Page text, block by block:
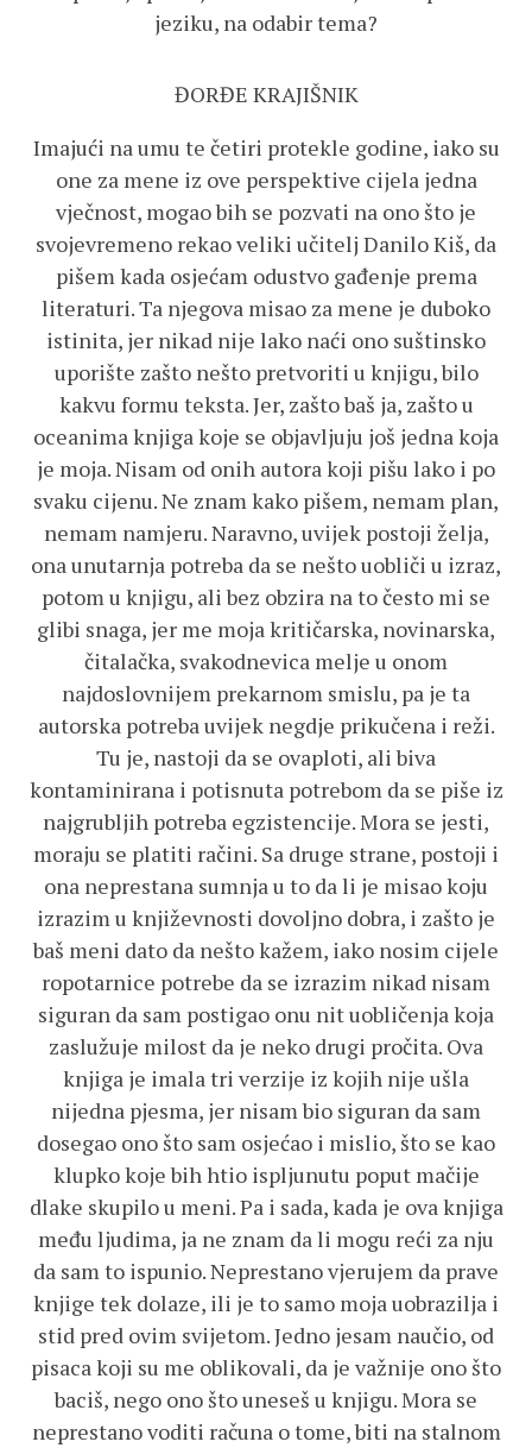
jeziku, na odabir tema?
ĐORĐE KRAJIŠNIK
Imajući na umu te četiri protekle godine, iako su
one za mene iz ove perspektive cijela jedna
vječnost, mogao bih se pozvati na ono što je
svojevremeno rekao veliki učitelj Danilo Kiš, da
pišem kada osjećam odustvo gađenje prema
literaturi. Ta njegova misao za mene je duboko
istinita, jer nikad nije lako naći ono suštinsko
uporište zašto nešto pretvoriti u knjigu, bilo
kakvu formu teksta. Jer, zašto baš ja, zašto u
oceanima knjiga koje se objavljuju još jedna koja
je moja. Nisam od onih autora koji pišu lako i po
svaku cijenu. Ne znam kako pišem, nemam plan,
nemam namjeru. Naravno, uvijek postoji želja,
ona unutarnja potreba da se nešto uobliči u izraz,
potom u knjigu, ali bez obzira na to često mi se
glibi snaga, jer me moja kritičarska, novinarska,
čitalačka, svakodnevica melje u onom
najdoslovnijem prekarnom smislu, pa je ta
autorska potreba uvijek negdje prikučena i reži.
Tu je, nastoji da se ovaploti, ali biva
kontaminirana i potisnuta potrebom da se piše iz
najgrubljih potreba egzistencije. Mora se jesti,
moraju se platiti račini. Sa druge strane, postoji i
ona neprestana sumnja u to da li je misao koju
izrazim u književnosti dovoljno dobra, i zašto je
baš meni dato da nešto kažem, iako nosim cijele
ropotarnice potrebe da se izrazim nikad nisam
siguran da sam postigao onu nit uobličenja koja
zaslužuje milost da je neko drugi pročita. Ova
knjiga je imala tri verzije iz kojih nije ušla
nijedna pjesma, jer nisam bio siguran da sam
dosegao ono što sam osjećao i mislio, što se kao
klupko koje bih htio ispljunutu poput mačije
dlake skupilo u meni. Pa i sada, kada je ova knjiga
među ljudima, ja ne znam da li mogu reći za nju
da sam to ispunio. Neprestano vjerujem da prave
knjige tek dolaze, ili je to samo moja uobrazilja i
stid pred ovim svijetom. Jedno jesam naučio, od
pisaca koji su me oblikovali, da je važnije ono što
baciš, nego ono što uneseš u knjigu. Mora se
neprestano voditi računa o tome, biti na stalnom